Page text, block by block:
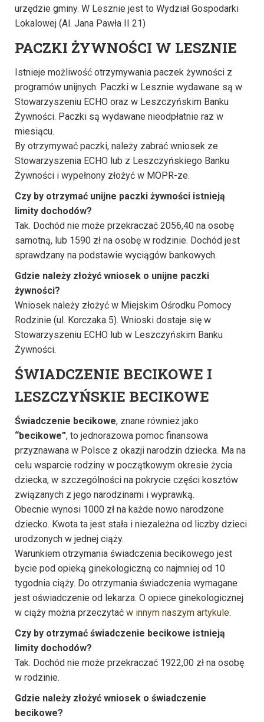
urzędzie gminy. W Lesznie jest to Wydział Gospodarki
Lokalowej (Al. Jana Pawła II 21)
PACZKI ŻYWNOŚCI W LESZNIE
Istnieje możliwość otrzymywania paczek żywności z
programów unijnych. Paczki w Lesznie wydawane są w
Stowarzyszeniu ECHO oraz w Leszczyńskim Banku
Żywności. Paczki są wydawane nieodpłatnie raz w
miesiącu.
By otrzymywać paczki, należy zabrać wniosek ze
Stowarzyszenia ECHO lub z Leszczyńskiego Banku
Żywności i wypełnony złożyć w MOPR-ze.
Czy by otrzymać unijne paczki żywności istnieją
limity dochodów?
Tak. Dochód nie może przekraczać 2056,40 na osobę
samotną, lub 1590 zł na osobę w rodzinie. Dochód jest
sprawdzany na podstawie wyciągów bankowych.
Gdzie należy złożyć wniosek o unijne paczki
żywności?
Wniosek należy złożyć w Miejskim Ośrodku Pomocy
Rodzinie (ul. Korczaka 5). Wnioski dostaje się w
Stowarzyszeniu ECHO lub w Leszczyńskim Banku
Żywności.
ŚWIADCZENIE BECIKOWE I
LESZCZYŃSKIE BECIKOWE
Świadczenie becikowe, znane również jako
“becikowe”, to jednorazowa pomoc finansowa
przyznawana w Polsce z okazji narodzin dziecka. Ma na
celu wsparcie rodziny w początkowym okresie życia
dziecka, w szczególności na pokrycie części kosztów
związanych z jego narodzinami i wyprawką.
Obecnie wynosi 1000 zł na każde nowo narodzone
dziecko. Kwota ta jest stała i niezależna od liczby dzieci
urodzonych w jednej ciąży.
Warunkiem otrzymania świadczenia becikowego jest
bycie pod opieką ginekologiczną co najmniej od 10
tygodnia ciąży. Do otrzymania świadczenia wymagane
jest oświadczenie od lekarza. O opiece ginekologicznej
w ciąży można przeczytać w innym naszym artykule.
Czy by otrzymać świadczenie becikowe istnieją
limity dochodów?
Tak. Dochód nie może przekraczać 1922,00 zł na osobę
w rodzinie.
Gdzie należy złożyć wniosek o świadczenie
becikowe?